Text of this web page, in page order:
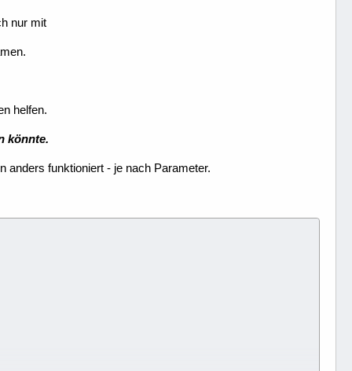
nur mit
helfen.
könnte.
anders funktioniert - je nach Parameter.